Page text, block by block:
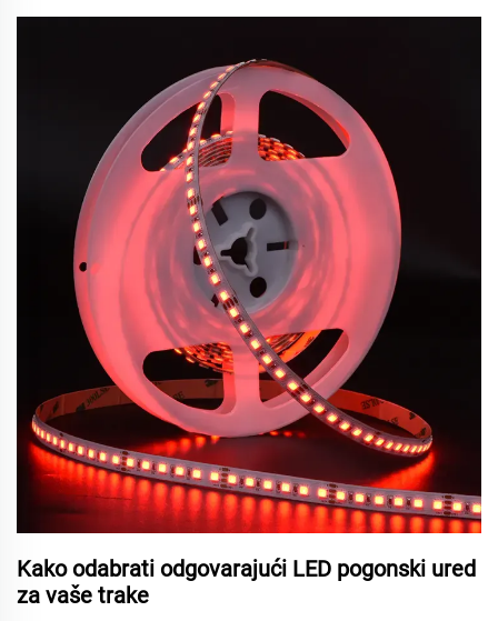
Kako odabrati odgovarajući LED pogonski ured
za vaše trake